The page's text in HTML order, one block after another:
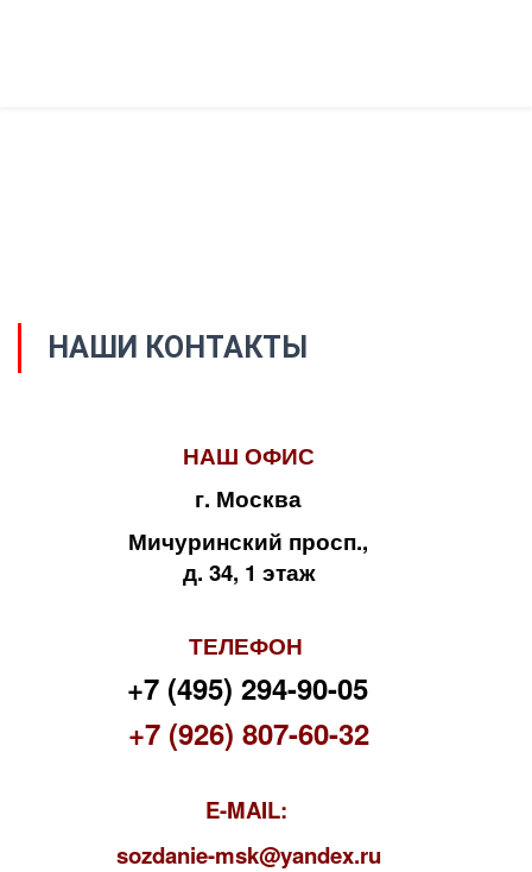
НАШИ КОНТАКТЫ
НАШ ОФИС
г. Москва
Мичуринский просп.,
д. 34, 1 этаж
ТЕЛЕФОН
+7 (495) 294-90-05
+7 (926) 807-60-32
E-MAIL:
sozdanie-msk@yandex.ru